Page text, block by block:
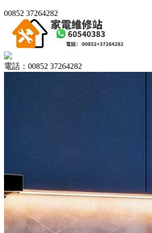
00852 37264282
電話：00852 37264282